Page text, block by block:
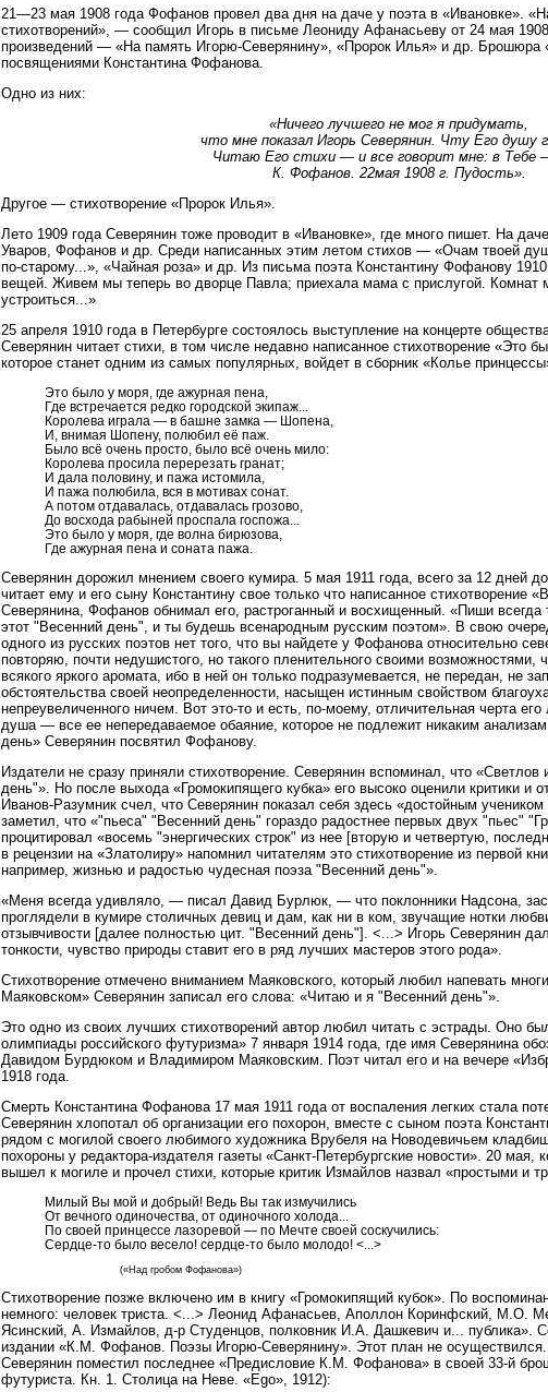
21—23 мая 1908 года Фофанов провел два дня на даче у поэта в «Ивановке».
стихотворений», — сообщил Игорь в письме Леониду Афанасьеву от 24 мая
произведений — «На память Игорю-Северянину», «Пророк Илья» и др.
посвящениями Константина Фофанова.
Одно из них:
«Ничего лучшего не мог я придумать,
что мне показал Игорь Северянин. Чту Его душу
Читаю Его стихи — и все говорит мне: в Тебе
К. Фофанов. 22мая 1908 г. Пудость».
Другое — стихотворение «Пророк Илья».
Лето 1909 года Северянин тоже проводит в «Ивановке», где много пишет. На
Уваров, Фофанов и др. Среди написанных этим летом стихов — «Очам твоей
по-старому...», «Чайная роза» и др. Из письма поэта Константину Фофанову
вещей. Живем мы теперь во дворце Павла; приехала мама с прислугой. Комнат
устроиться...»
25 апреля 1910 года в Петербурге состоялось выступление на концерте
Северянин читает стихи, в том числе недавно написанное стихотворение «Это
которое станет одним из самых популярных, войдет в сборник «Колье
Это было у моря, где ажурная пена,
Где встречается редко городской экипаж...
Королева играла — в башне замка — Шопена,
И, внимая Шопену, полюбил её паж.
Было всё очень просто, было всё очень мило:
Королева просила перерезать гранат;
И дала половину, и пажа истомила,
И пажа полюбила, вся в мотивах сонат.
А потом отдавалась, отдавалась грозово,
До восхода рабыней проспала госпожа...
Это было у моря, где волна бирюзова,
Где ажурная пена и соната пажа.
Северянин дорожил мнением своего кумира. 5 мая 1911 года, всего за 12 дней
читает ему и его сыну Константину свое только что написанное стихотворение
Северянина, Фофанов обнимал его, растроганный и восхищенный. «Пиши всегда
этот "Весенний день", и ты будешь всенародным русским поэтом». В свою
одного из русских поэтов нет того, что вы найдете у Фофанова относительно
повторяю, почти недушистого, но такого пленительного своими возможностями,
всякого яркого аромата, ибо в ней он только подразумевается, не передан, не
обстоятельства своей неопределенности, насыщен истинным свойством
непреувеличенного ничем. Вот это-то и есть, по-моему, отличительная черта
душа — все ее непередаваемое обаяние, которое не подлежит никаким
день» Северянин посвятил Фофанову.
Издатели не сразу приняли стихотворение. Северянин вспоминал, что
день"». Но после выхода «Громокипящего кубка» его высоко оценили критики и
Иванов-Разумник счел, что Северянин показал себя здесь «достойным
заметил, что «"пьеса" "Весенний день" гораздо радостнее первых двух "пьес"
процитировал «восемь "энергических строк" из нее [вторую и четвертую,
в рецензии на «Златолиру» напомнил читателям это стихотворение из первой
например, жизнью и радостью чудесная поэза "Весенний день"».
«Меня всегда удивляло, — писал Давид Бурлюк, — что поклонники Надсона,
проглядели в кумире столичных девиц и дам, как ни в ком, звучащие нотки
отзывчивости [далее полностью цит. "Весенний день"]. <...> Игорь Северянин
тонкости, чувство природы ставит его в ряд лучших мастеров этого рода».
Стихотворение отмечено вниманием Маяковского, который любил напевать
Маяковском» Северянин записал его слова: «Читаю и я "Весенний день"».
Это одно из своих лучших стихотворений автор любил читать с эстрады. Оно
олимпиады российского футуризма» 7 января 1914 года, где имя Северянина
Давидом Бурдюком и Владимиром Маяковским. Поэт читал его и на вечере
1918 года.
Смерть Константина Фофанова 17 мая 1911 года от воспаления легких стала
Северянин хлопотал об организации его похорон, вместе с сыном поэта
рядом с могилой своего любимого художника Врубеля на Новодевичьем
похороны у редактора-издателя газеты «Санкт-Петербургские новости». 20
вышел к могиле и прочел стихи, которые критик Измайлов назвал «простыми и
Милый Вы мой и добрый! Ведь Вы так измучились
От вечного одиночества, от одиночного холода...
По своей принцессе лазоревой — по Мечте своей соскучились:
Сердце-то было весело! сердце-то было молодо! <...>
(«Над гробом Фофанова»)
Стихотворение позже включено им в книгу «Громокипящий кубок». По
немного: человек триста. <...> Леонид Афанасьев, Аполлон Коринфский, М.О.
Ясинский, А. Измайлов, д-р Студенцов, полковник И.А. Дашкевич и... публика».
издании «К.М. Фофанов. Поэзы Игорю-Северянину». Этот план не
Северянин поместил последнее «Предисловие К.М. Фофанова» в своей 33-й
футуриста. Кн. 1. Столица на Неве. «Ego», 1912):